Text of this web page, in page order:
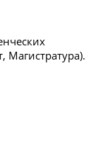
Магистратура).